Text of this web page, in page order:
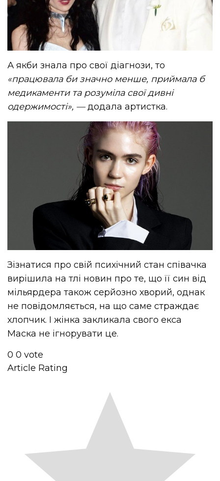
А якби знала про свої діагнози, то
«працювала би значно менше, приймала б
медикаменти та розуміла свої дивні
одержимості», —додала артистка.
Зізнатися про свій психічний стан співачка
вирішила на тлі новин про те, що її син від
мільярдера також серйозно хворий, однак
не повідомляється, на що саме страждає
хлопчик. І жінка закликала свогоекса
Маска не ігнорувати це.
0 0 vote
Article Rating